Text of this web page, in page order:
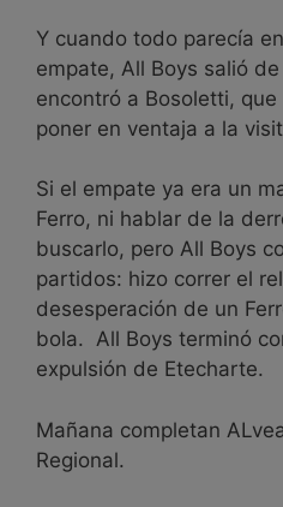
Y cuando todo parecía
empate, All Boys salió
encontró a Bosoletti,
poner en ventaja a la
Si el empate ya era un
Ferro, ni hablar de la
buscarlo, pero All Boys
partidos: hizo correr el
desesperación de un
bola. All Boys terminó
expulsión de Etecharte.
Mañana completan
Regional.